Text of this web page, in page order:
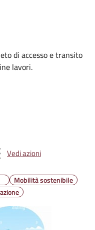
di accesso e transito
lavori.
Vedi azioni
Mobilità sostenibile